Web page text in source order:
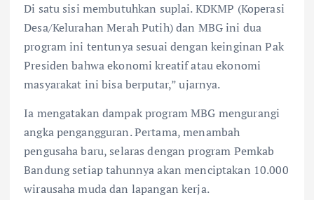
Di satu sisi membutuhkan suplai. KDKMP (Koperasi
Desa/Kelurahan Merah Putih) dan MBG ini dua
program ini tentunya sesuai dengan keinginan Pak
Presiden bahwa ekonomi kreatif atau ekonomi
masyarakat ini bisa berputar,” ujarnya.
Ia mengatakan dampak program MBG mengurangi
angka pengangguran. Pertama, menambah
pengusaha baru, selaras dengan program Pemkab
Bandung setiap tahunnya akan menciptakan 10.000
wirausaha muda dan lapangan kerja.